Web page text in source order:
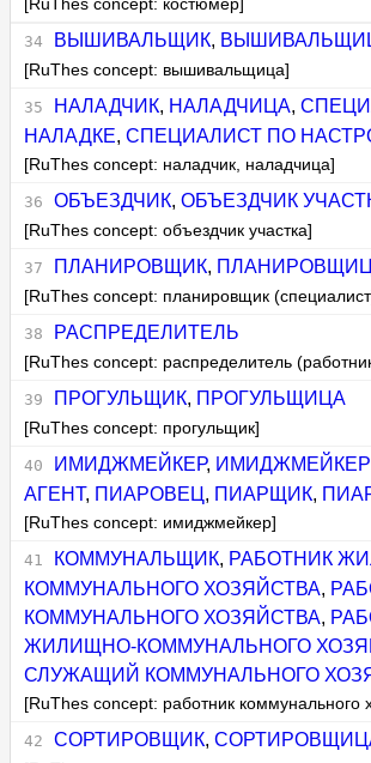
[RuThes concept: костюмер]
ВЫШИВАЛЬЩИК,
[RuThes concept: вышивальщица]
НАЛАДЧИК, НАЛАДЧИЦА,
НАЛАДКЕ,СПЕЦИАЛИСТ ПО
[RuThes concept: наладчик, наладчица]
ОБЪЕЗДЧИК, ОБЪЕЗДЧИК
[RuThes concept: объездчик участка]
ПЛАНИРОВЩИК,
[RuThes concept: планировщик
РАСПРЕДЕЛИТЕЛЬ
[RuThes concept: распределитель
ПРОГУЛЬЩИК, ПРОГУЛЬЩИЦА
[RuThes concept: прогульщик]
ИМИДЖМЕЙКЕР,
АГЕНТ, ПИАРОВЕЦ , ПИАРЩИК,
[RuThes concept: имиджмейкер]
КОММУНАЛЬЩИК, РАБОТНИК
КОММУНАЛЬНОГО ХОЗЯЙСТВА,
КОММУНАЛЬНОГО ХОЗЯЙСТВА,
ЖИЛИЩНО-КОММУНАЛЬНОГО
СЛУЖАЩИЙ КОММУНАЛЬНОГО
[RuThes concept: работник коммунального
СОРТИРОВЩИК,